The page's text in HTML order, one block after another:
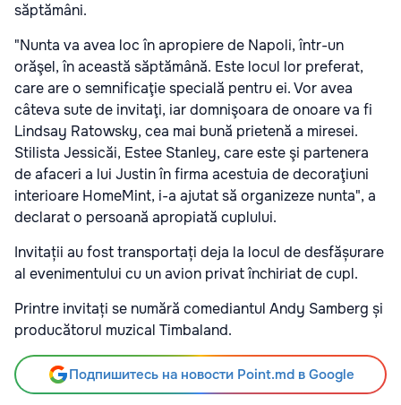
săptămâni.
"Nunta va avea loc în apropiere de Napoli, într-un
orăşel, în această săptămână. Este locul lor preferat,
care are o semnificaţie specială pentru ei. Vor avea
câteva sute de invitaţi, iar domnişoara de onoare va fi
Lindsay Ratowsky, cea mai bună prietenă a miresei.
Stilista Jessicăi, Estee Stanley, care este şi partenera
de afaceri a lui Justin în firma acestuia de decoraţiuni
interioare HomeMint, i-a ajutat să organizeze nunta", a
declarat o persoană apropiată cuplului.
Invitații au fost transportați deja la locul de desfășurare
al evenimentului cu un avion privat închiriat de cupl.
Printre invitați se numără comediantul Andy Samberg și
producătorul muzical Timbaland.
Подпишитесь на новости Point.md в Google